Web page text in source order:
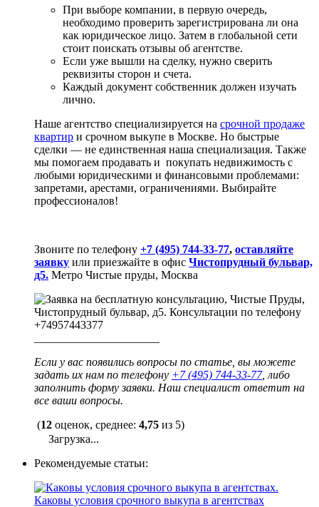
При выборе компании, в первую очередь,
необходимо проверить зарегистрирована ли она
как юридическое лицо. Затем в глобальной сети
стоит поискать отзывы об агентстве.
Если уже вышли на сделку, нужно сверить
реквизиты сторон и счета.
Каждый документ собственник должен изучать
лично.
Наше агентство специализируется на срочной продаже
квартир и срочном выкупе в Москве. Но быстрые
сделки — не единственная наша специализация. Также
мы помогаем продавать и покупать недвижимость с
любыми юридическими и финансовыми проблемами:
запретами, арестами, ограничениями. Выбирайте
профессионалов!
Звоните по телефону +7 (495) 744-33-77, оставляйте
заявку или приезжайте в офис Чистопрудный бульвар,
д5. Метро Чистые пруды, Москва
Если у вас появились вопросы по статье, вы можете
задать их нам по телефону +7 (495) 744-33-77, либо
заполнить форму заявки. Наш специалист ответит на
все ваши вопросы.
(12 оценок, среднее: 4,75 из 5)
Загрузка...
Рекомендуемые статьи:
Каковы условия срочного выкупа в агентствах